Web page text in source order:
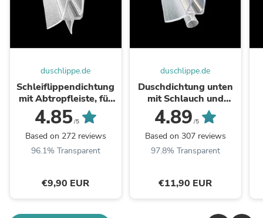
duschlippe.de
Schleiflippendichtung
mit Abtropfleiste, für
Lücken von 11 - 14
mm, Art.Nr. 5102
4.85/5
Based on 272 reviews
96.1% Transparent
€9,90 EUR
duschlippe.de
Duschdichtung unten
mit Schlauch und
Abtropfleiste, für
Lücken von 12 - 15
mm, Art.Nr. 5141
4.89 /5
Based on 307 reviews
97.8% Transparent
€11,90 EUR